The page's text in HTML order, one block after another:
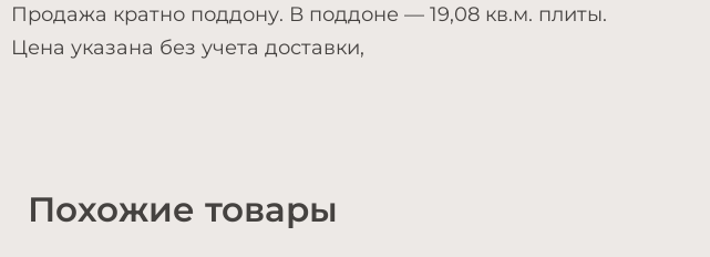
Продажа кратно поддону. В поддоне — 19,08 кв.м. плиты.
Цена указана без учета доставки,
Похожие товары